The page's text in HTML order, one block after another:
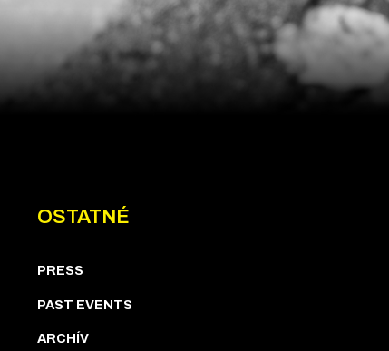
OSTATNÉ
PRESS
PAST EVENTS
ARCHÍV